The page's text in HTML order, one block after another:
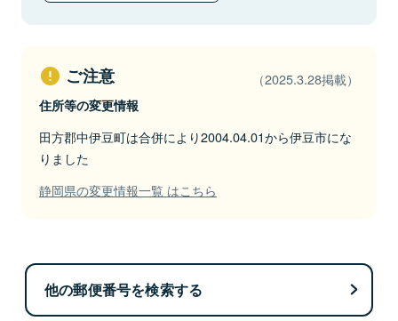
ご注意 （2025.3.28掲載）
住所等の変更情報
田方郡中伊豆町は合併により2004.04.01から伊豆市にな
りました
静岡県の変更情報一覧 はこちら
他の郵便番号を検索する